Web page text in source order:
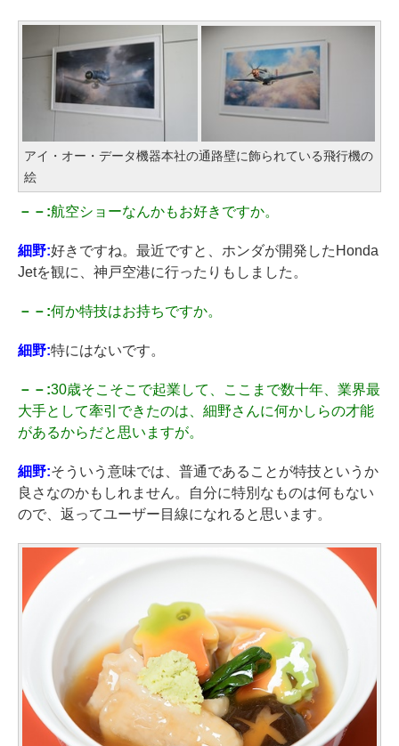
アイ・オー・データ機器本社の通路壁に飾られている飛行機の
絵
－－:航空ショーなんかもお好きですか。
細野:好きですね。最近ですと、ホンダが開発したHonda
Jetを観に、神戸空港に行ったりもしました。
－－:何か特技はお持ちですか。
細野:特にはないです。
－－:30歳そこそこで起業して、ここまで数十年、業界最
大手として牽引できたのは、細野さんに何かしらの才能
があるからだと思いますが。
細野:そういう意味では、普通であることが特技というか
良さなのかもしれません。自分に特別なものは何もない
ので、返ってユーザー目線になれると思います。